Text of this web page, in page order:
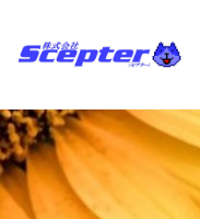
ツ
へ
ス
キ